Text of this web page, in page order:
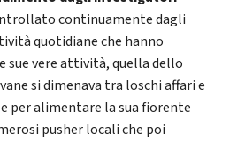
continuamente dagli
quotidiane che hanno
sue vere attività, quella dello
si dimenava tra loschi affari e
per alimentare la sua fiorente
pusher locali che poi